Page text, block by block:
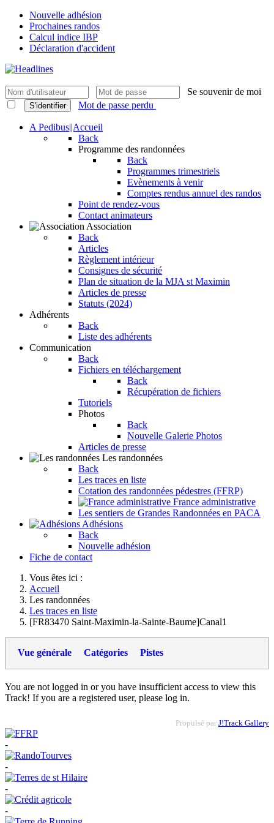
Nouvelle adhésion
Prochaines randos
Calcul indice IBP
Déclaration d'accident
Se souvenir de moi
S'identifier Mot de passe perdu
A Pedibus||Accueil
Back
Programme des randonnées
Back
Programmes trimestriels
Evènements à venir
Comptes rendus annuel des randos
Point de rendez-vous
Contact animateurs
Association
Back
Articles
Règlement intérieur
Consignes de sécurité
Plan de situation de la MJA st Maximin
Articles de presse
Statuts (2024)
Adhérents
Back
Liste des adhérents
Communication
Back
Fichiers en téléchargement
Back
Récupération de fichiers
Tutoriels
Photos
Back
Nouvelle Galerie Photos
Articles de presse
Les randonnées
Back
Les traces en liste
Cotation des randonnées pédestres (FFRP)
France administrative
Les sentiers de Grandes Randonnées en PACA
Adhésions
Back
Nouvelle adhésion
Fiche de contact
Vous êtes ici :
Accueil
Les randonnées
Les traces en liste
[FR83470 Saint-Maximin-la-Sainte-Baume]Canal1
Vue générale Catégories Pistes
You are not logged in or you have insufficient access to view this
Track! If you are a registered user, please log in.
Propulsé par J!Track Gallery
-
-
-
-